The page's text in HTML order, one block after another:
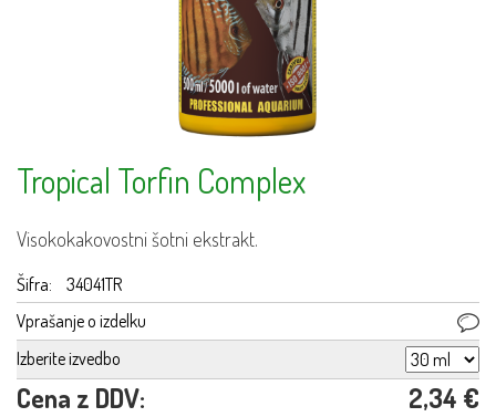
Tropical Torfin Complex
Visokokakovostni šotni ekstrakt.
Šifra:
34041TR
Vprašanje o izdelku
Izberite izvedbo
Cena z DDV: 2,34 €